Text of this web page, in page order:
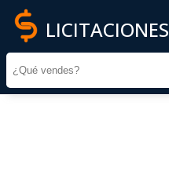
LICITACIONES